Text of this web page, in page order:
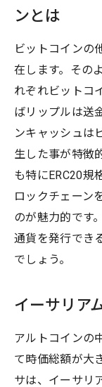
ンとは
ビットコインの
在します。その
れぞれビットコ
ばリップルは送
ンキャッシュは
生した事が特徴
も特にERC20規
ロックチェーン
のが魅力的です
通貨を発行でき
でしょう。
イーサリア
アルトコインの
て時価総額が大
サは、イーサリ